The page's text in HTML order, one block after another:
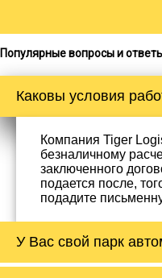
Популярные вопросы и
Каковы условия
Компания Tiger
безналичному
заключенного
подается после,
подадите
У Вас свой парк